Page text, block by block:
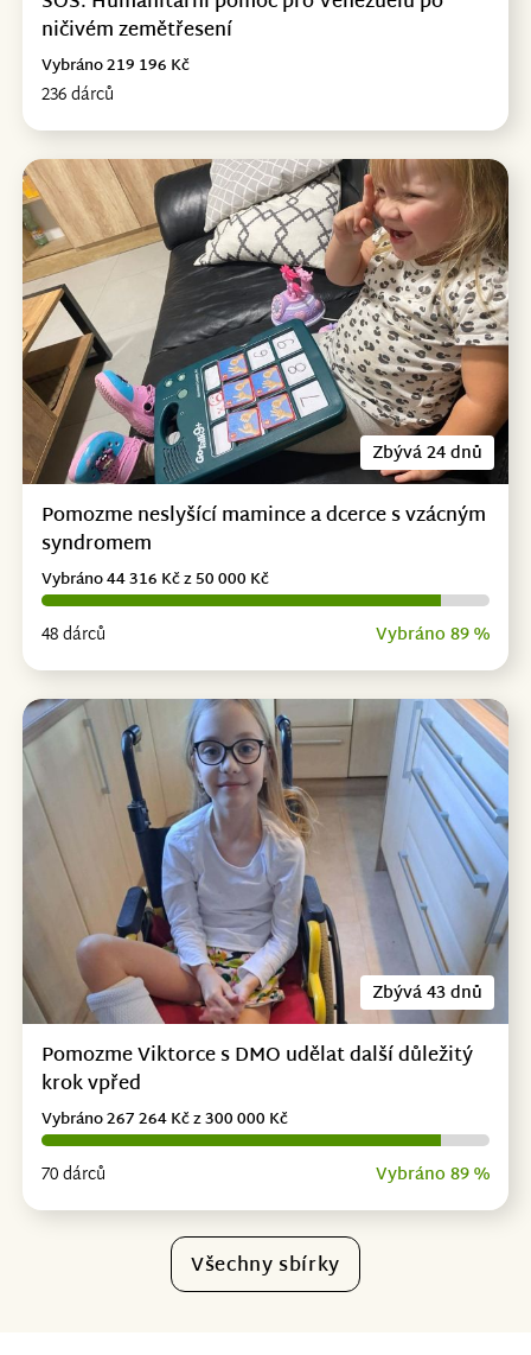
ničivém zemětřesení
236 dárců
Vybráno 219 196 Kč
Zbývá 24 dnů
Pomozme neslyšící mamince a dcerce s vzácným
syndromem
48 dárců Vybráno 89 %
Vybráno 44 316 Kč z 50 000 Kč
Zbývá 43 dnů
Pomozme Viktorce s DMO udělat další důležitý
krok vpřed
70 dárců Vybráno 89 %
Vybráno 267 264 Kč z 300 000 Kč
Všechny sbírky